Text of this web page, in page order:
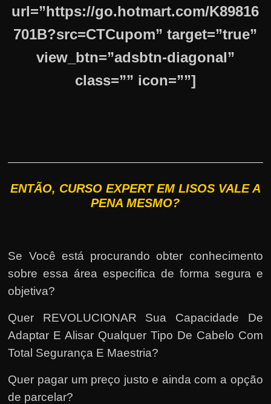
url=”https://go.hotmart.com/K89816
701B?src=CTCupom” target=”true”
view_btn=”adsbtn-diagonal”
class=”” icon=””]
ENTÃO, CURSO EXPERT EM LISOS VALE A
PENA MESMO?
Se Você está procurando obter conhecimento
sobre essa área especifica de forma segura e
objetiva?
Quer REVOLUCIONAR Sua Capacidade De
Adaptar E Alisar Qualquer Tipo De Cabelo Com
Total Segurança E Maestria?
Quer pagar um preço justo e ainda com a opção
de parcelar?